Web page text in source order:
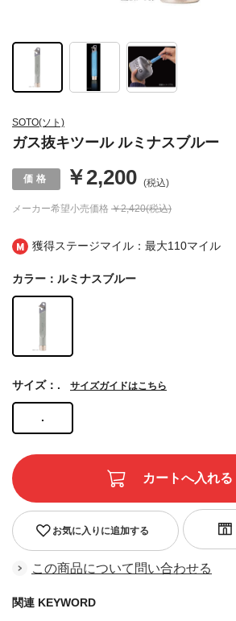
獲得ステージマイル：最大110マイル
SOTO(ソト)
ガス抜キツール ルミナスブルー
メーカー希望小売価格 ￥2,420(税込)
￥2,200 (税込)
カラー：ルミナスブルー
.
サイズ：. サイズガイドはこちら
お気に入りに追加する
この商品について問い合わせる
関連 KEYWORD